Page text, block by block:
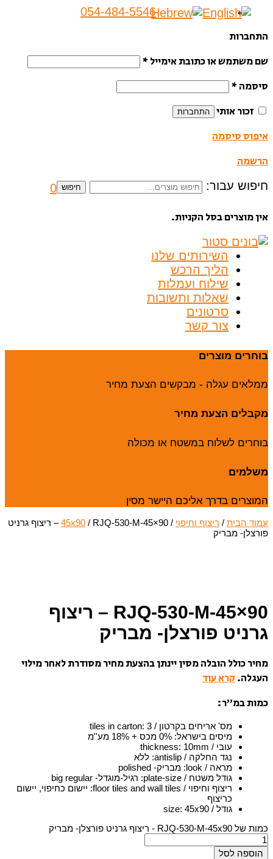
054-484-5546
התחברות
שם משתמש או כתובת אימייל *
סיסמה *
זכור אותי
התחברות
איפוס סיסמה
הרשמה
חיפוש עבור: חיפוש 0
אין מוצרים בסל הקניות.
השירותים שלנו
הליך הרכש
שילוח ועמלות
שאלות ותשובות
סרטונים
צור קשר
בוחרים מוצרים
ממלאים עגלה - מבקשים הצעת מחיר
מקבלים הצעת מחיר
בוחרים לשלוח במשטח או מכולה
משלמים
המוצרים בדרך אליכם היישר מסין
עמוד הבית / ריצוף וחיפוי /
45x90/ RJQ-530-M-45×90 – ריצוף גרניט
פורצלן- מבריק
RJQ-530-M-45×90 – ריצוף
גרניט פורצלן- מבריק
מחיר כולל הובלה מסין יינתן בהצעת מחיר מסודרת לאחר מילוי
העגלה. קרא עוד
כמות במ”ר:
מס' אריחים בקרטון / tiles in carton :3
מיסים בישראל: 0% מכס + 18% מע''מ
עובי / thickness
: 10mm
נגד החלקה / antislip
: ללא
מראה / look
: מבריק- polished
גודל משטח / plate-size
: רגיל-מוגדל- big regular
ריצוף וחיפוי / floor tiles and wall tiles
: יישום כחיפוי, יישום
כריצוף
גודל / size
:45x90
כמות של RJQ-530-M-45x90 - ריצוף גרניט פורצלן- מבריק
הוספה לסל